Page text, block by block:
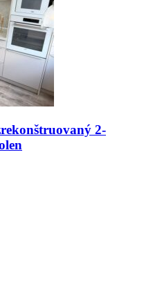
2-